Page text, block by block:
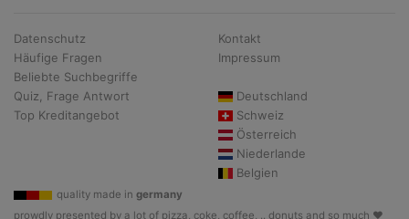
Datenschutz
Häufige Fragen
Beliebte Suchbegriffe
Quiz, Frage Antwort
Top Kreditangebot
Kontakt
Impressum
Deutschland
Schweiz
Österreich
Niederlande
Belgien
quality made in germany
prowdly presented by a lot of pizza, coke, coffee, .. donuts and so much ♥